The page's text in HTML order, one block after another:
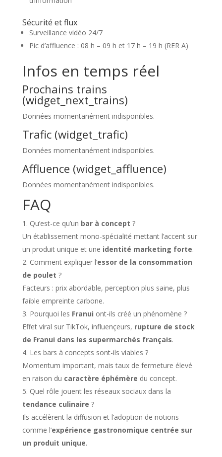
Sécurité et flux
Surveillance vidéo 24/7
Pic d’affluence : 08 h – 09 h et 17 h – 19 h (RER A)
Infos en temps réel
Prochains trains
(widget_next_trains)
Données momentanément indisponibles.
Trafic (widget_trafic)
Données momentanément indisponibles.
Affluence (widget_affluence)
Données momentanément indisponibles.
FAQ
Qu’est-ce qu’un bar à concept ?
Un établissement mono-spécialité mettant l’accent sur
un produit unique et une identité marketing forte.
Comment expliquer l’essor de la consommation
de poulet ?
Facteurs : prix abordable, perception plus saine, plus
faible empreinte carbone.
Pourquoi les Franui ont-ils créé un phénomène ?
Effet viral sur TikTok, influençeurs, rupture de stock
de Franui dans les supermarchés français.
Les bars à concepts sont-ils viables ?
Momentum important, mais taux de fermeture élevé
en raison du caractère éphémère du concept.
Quel rôle jouent les réseaux sociaux dans la
tendance culinaire ?
Ils accélèrent la diffusion et l’adoption de notions
comme l’expérience gastronomique centrée sur
un produit unique.